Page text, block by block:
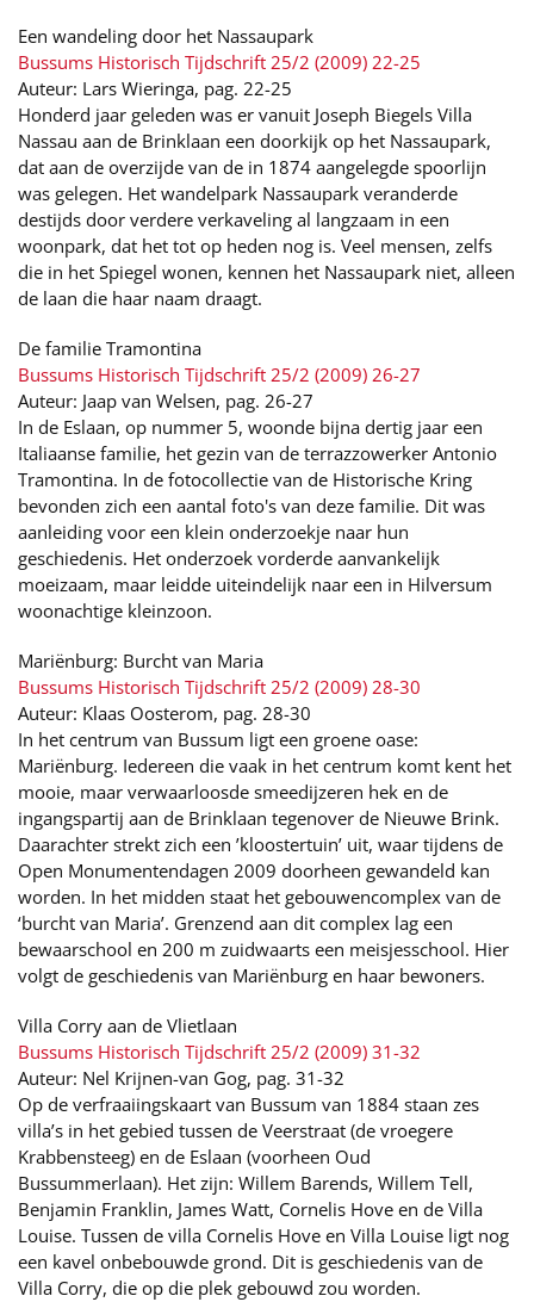
Een wandeling door het Nassaupark
Bussums Historisch Tijdschrift 25/2 (2009) 22-25
Auteur: Lars Wieringa, pag. 22-25
Honderd jaar geleden was er vanuit Joseph Biegels Villa
Nassau aan de Brinklaan een doorkijk op het Nassaupark,
dat aan de overzijde van de in 1874 aangelegde spoorlijn
was gelegen. Het wandelpark Nassaupark veranderde
destijds door verdere verkaveling al langzaam in een
woonpark, dat het tot op heden nog is. Veel mensen, zelfs
die in het Spiegel wonen, kennen het Nassaupark niet, alleen
de laan die haar naam draagt.
De familie Tramontina
Bussums Historisch Tijdschrift 25/2 (2009) 26-27
Auteur: Jaap van Welsen, pag. 26-27
In de Eslaan, op nummer 5, woonde bijna dertig jaar een
Italiaanse familie, het gezin van de terrazzowerker Antonio
Tramontina. In de fotocollectie van de Historische Kring
bevonden zich een aantal foto's van deze familie. Dit was
aanleiding voor een klein onderzoekje naar hun
geschiedenis. Het onderzoek vorderde aanvankelijk
moeizaam, maar leidde uiteindelijk naar een in Hilversum
woonachtige kleinzoon.
Mariënburg: Burcht van Maria
Bussums Historisch Tijdschrift 25/2 (2009) 28-30
Auteur: Klaas Oosterom, pag. 28-30
In het centrum van Bussum ligt een groene oase:
Mariënburg. Iedereen die vaak in het centrum komt kent het
mooie, maar verwaarloosde smeedijzeren hek en de
ingangspartij aan de Brinklaan tegenover de Nieuwe Brink.
Daarachter strekt zich een ’kloostertuin’ uit, waar tijdens de
Open Monumentendagen 2009 doorheen gewandeld kan
worden. In het midden staat het gebouwencomplex van de
‘burcht van Maria’. Grenzend aan dit complex lag een
bewaarschool en 200 m zuidwaarts een meisjesschool. Hier
volgt de geschiedenis van Mariënburg en haar bewoners.
Villa Corry aan de Vlietlaan
Bussums Historisch Tijdschrift 25/2 (2009) 31-32
Auteur: Nel Krijnen-van Gog, pag. 31-32
Op de verfraaiingskaart van Bussum van 1884 staan zes
villa’s in het gebied tussen de Veerstraat (de vroegere
Krabbensteeg) en de Eslaan (voorheen Oud
Bussummerlaan). Het zijn: Willem Barends, Willem Tell,
Benjamin Franklin, James Watt, Cornelis Hove en de Villa
Louise. Tussen de villa Cornelis Hove en Villa Louise ligt nog
een kavel onbebouwde grond. Dit is geschiedenis van de
Villa Corry, die op die plek gebouwd zou worden.